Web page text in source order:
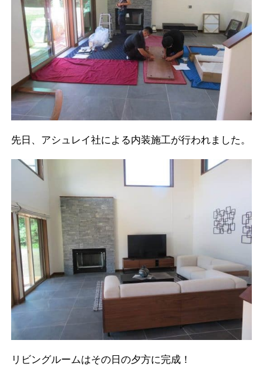
先日、アシュレイ社による内装施工が行われました。
リビングルームはその日の夕方に完成！